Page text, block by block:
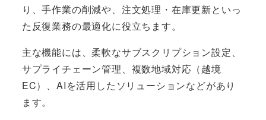
り、手作業の削減や、注文処理・在庫更新といっ
た反復業務の最適化に役立ちます。
主な機能には、柔軟なサブスクリプション設定、
サプライチェーン管理、複数地域対応（越境
EC）、AIを活用したソリューションなどがあり
ます。